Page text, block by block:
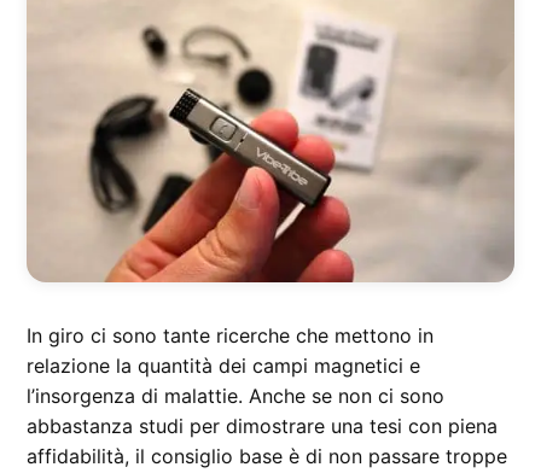
In giro ci sono tante ricerche che mettono in
relazione la quantità dei campi magnetici e
l’insorgenza di malattie. Anche se non ci sono
abbastanza studi per dimostrare una tesi con piena
affidabilità, il consiglio base è di non passare troppe